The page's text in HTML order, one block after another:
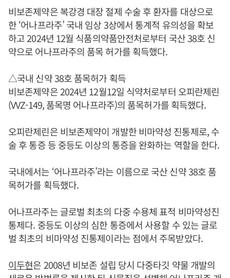
비보존제약은 복강경 대장 절제 수술 후 환자를 대상으로
한 ‘어나프라주’ 국내 임상 3상에서 통계적 유의성을 확보
하고 2024년 12월 식품의약품안전처로부터 국산 38호 신
약으로 어나프라주의 품목 허가를 획득했다.
△국내 신약 38호 품목허가 획득
비보존제약은 2024년 12월12일 식약처로부터 오피란제린
(VVZ-149, 품목명 어나프라주)의 품목허가를 획득했다.
오피란제린은 비보존제약이 개발한 비마약성 진통제로, 수
술 후 통증 등 중등도 이상의 통증을 완화하는 역할을 한다.
국내에서는 ‘어나프라주’라는 이름으로 국산 신약 38호 품
목허가를 획득했다.
어나프라주는 글로벌 최초의 다중 수용체 표적 비마약성진
통제다. 중등도 이상의 심한 통증에서 사용할 수 있는 글로
벌 최초의 비마약성 진통제이라는 점에서 주목받았다.
이두현은 2008년 비보존 설립 당시 다중타깃 약물 개발의